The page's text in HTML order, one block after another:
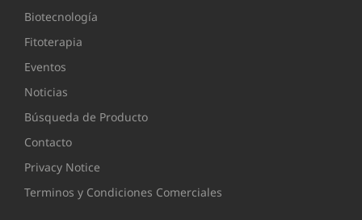
Biotecnología
Fitoterapia
Eventos
Noticias
Búsqueda de Producto
Contacto
Privacy Notice
Terminos y Condiciones Comerciales